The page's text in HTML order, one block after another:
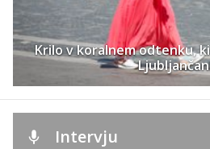
Krilo v koralnem odtenku,
Intervju